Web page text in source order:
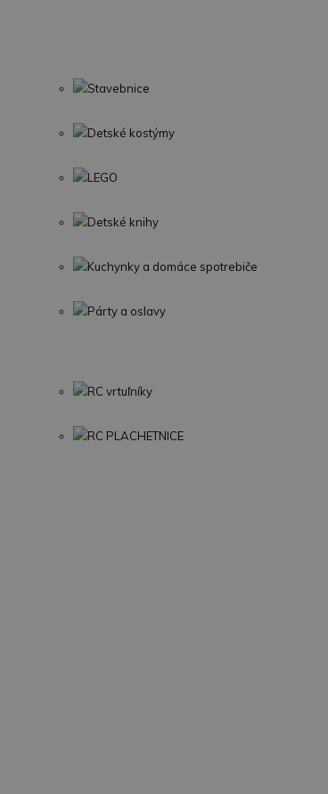
Stavebnice
Detské kostýmy
LEGO
Detské knihy
Kuchynky a domáce spotrebiče
Párty a oslavy
RC vrtuľníky
RC PLACHETNICE